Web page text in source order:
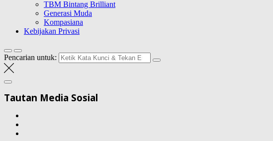
TBM Bintang Brilliant
Generasi Muda
Kompasiana
Kebijakan Privasi
Pencarian untuk:
Tautan Media Sosial